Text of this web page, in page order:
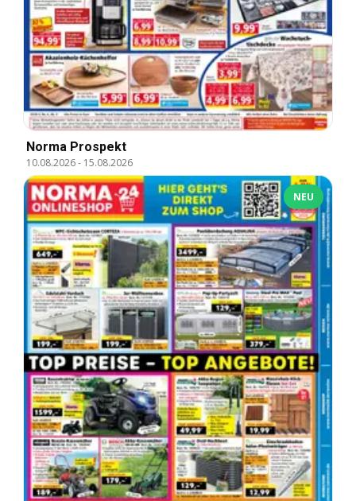
Norma Prospekt
10.08.2026- 15.08.2026
NEU